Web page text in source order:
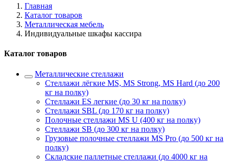
Главная
Каталог товаров
Металлическая мебель
Индивидуальные шкафы кассира
Каталог товаров
Металлические стеллажи
Стеллажи лёгкие MS, MS Strong, MS Hard (до 200
кг на полку)
Стеллажи ES легкие (до 30 кг на полку)
Стеллажи SBL (до 170 кг на полку)
Полочные стеллажи MS U (400 кг на полку)
Стеллажи SB (до 300 кг на полку)
Грузовые полочные стеллажи MS Pro (до 500 кг на
полку)
Складские паллетные стеллажи (до 4000 кг на